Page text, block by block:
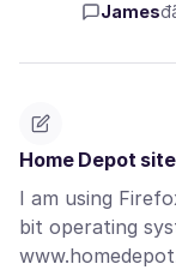
James
Home Depot
I am using
bit operating